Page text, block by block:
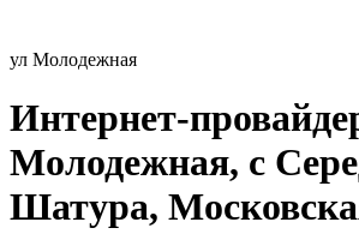
ул Молодежная
Интернет-
Молодежная, с
Шатура,